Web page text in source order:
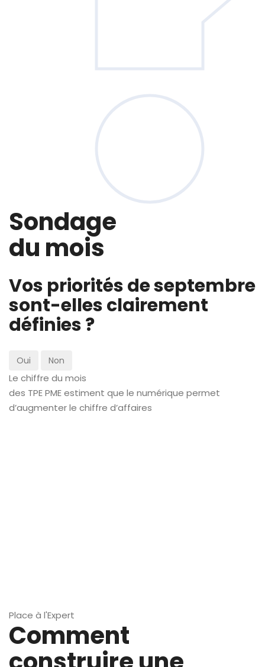
Sondage
du mois
Vos priorités de septembre
sont-elles clairement
définies ?
Oui Non
Le chiffre du mois
des TPE PME estiment que le numérique permet
d’augmenter le chiffre d’affaires
Place à l'Expert
Comment